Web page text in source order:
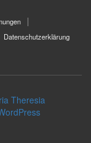
Datenschutzerklärung
Theresia